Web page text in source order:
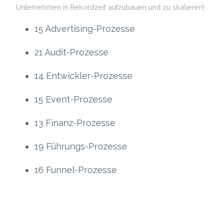
Unternehmen in Rekordzeit aufzubauen und zu skalieren!
15 Advertising-Prozesse
21 Audit-Prozesse
14 Entwickler-Prozesse
15 Event-Prozesse
13 Finanz-Prozesse
19 Führungs-Prozesse
16 Funnel-Prozesse